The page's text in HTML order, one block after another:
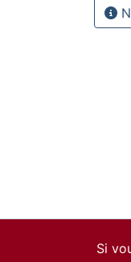
Si